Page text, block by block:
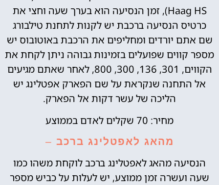
Haag HS), זמן הנסיעה הוא בערך שעה וחצי את
כרטיס הנסיעה ברכבת יש לקנות לתחנת טילבורג
שם אתם יורדים ומחליפים את הרכבת באוטובוס יש
מספר קווים שפועלים בזמינות גבוהה ניתן לקחת את
הקווים, 301, 136, 300, 800, לאחר שאתם מגיעים
אל התחנה שנקראת על שם הפארק אפטלינג יש
הליכה של עשר דקות אל הפארק.
מחיר: 70 שקלים לאדם בממוצע
מהאג לאפטלינג ברכב –
הנסיעה מהאג לאפטלינג ברכב לוקחת משהו כמו
שעה ועשרה זמן ממוצע, יש לעלות על כביש מספר